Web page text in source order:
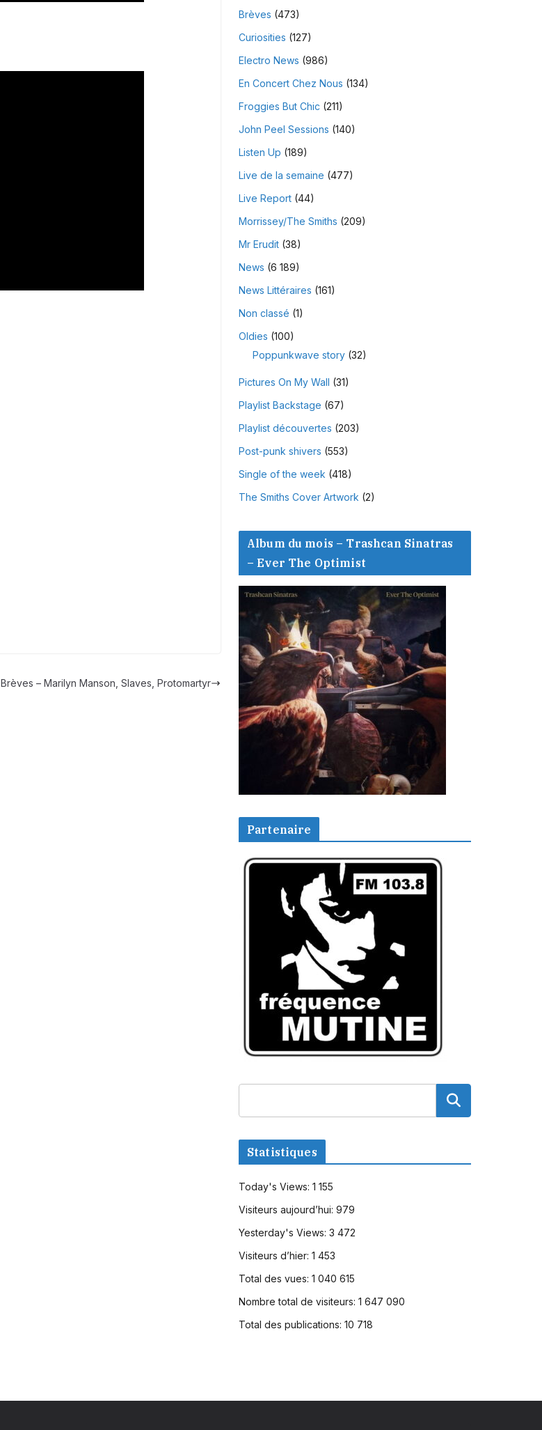
Brèves – Marilyn Manson, Slaves, Protomartyr
Brèves (473)
Curiosities (127)
Electro News (986)
En Concert Chez Nous (134)
Froggies But Chic (211)
John Peel Sessions (140)
Listen Up (189)
Live de la semaine (477)
Live Report(44)
Morrissey/The Smiths (209)
Mr Erudit(38)
News (6 189)
News Littéraires (161)
Non classé (1)
Oldies (100)
Poppunkwave story(32)
Pictures On My Wall (31)
Playlist Backstage (67)
Playlist découvertes (203)
Post-punk shivers (553)
Single of the week (418)
The Smiths Cover Artwork (2)
Album du mois – Trashcan Sinatras
– Ever The Optimist
Partenaire
Statistiques
Today's Views: 1 155
Visiteurs aujourd’hui: 979
Yesterday's Views: 3 472
Visiteurs d’hier: 1 453
Total des vues: 1 040 615
Nombre total de visiteurs: 1 647 090
Total des publications: 10 718